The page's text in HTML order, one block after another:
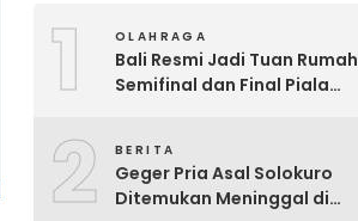
1 OLAHRAGA
Bali Resmi Jadi Tuan Rumah
Semifinal dan Final Piala
2 BERITA
Geger Pria Asal Solokuro
Ditemukan Meninggal di